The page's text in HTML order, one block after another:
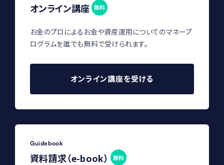
オンライン講座 無料
お金のプロによるお金や資産運用についてのマネープ
ログラムを誰でも無料で受けられます。
オンライン講座を受ける
Guidebook
資料請求（e-book） 無料